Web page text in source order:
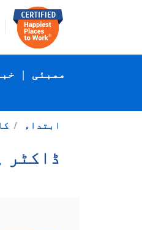
| ممبئی
ابتداء
ڈاکٹر